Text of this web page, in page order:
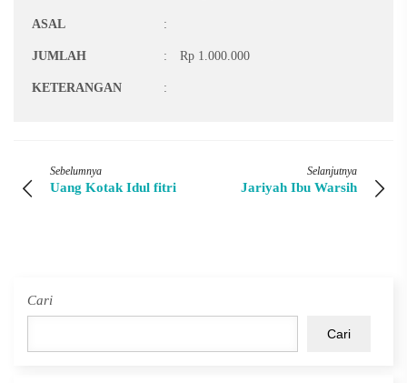
ASAL :
JUMLAH : Rp 1.000.000
KETERANGAN :
Sebelumnya
Uang Kotak Idul fitri
Selanjutnya
Jariyah Ibu Warsih
Cari
Cari